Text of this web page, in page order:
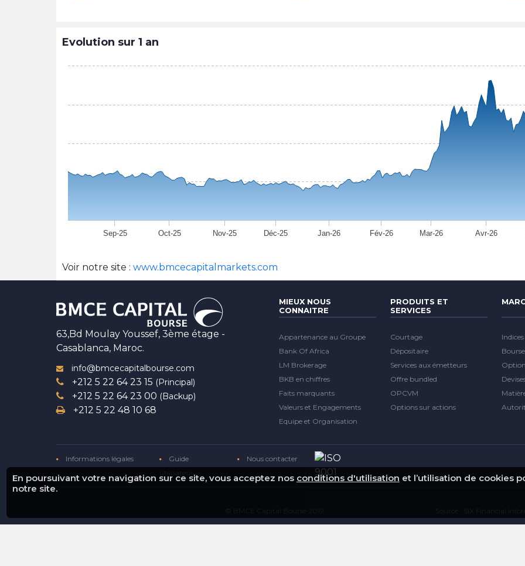
Evolution sur 1 an
Sep-25 Oct-25 Nov-25 Déc-25 Jan-26 Fév-26 Mar-26 Avr-26
Voir notre site : www.bmcecapitalmarkets.com
En poursuivant votre navigation sur ce site, vous acceptez nos conditions d'utilisation et l’utilisation de cookies
notre site.
63,Bd Moulay Youssef, 3ème étage -
Casablanca, Maroc.
info@bmcecapitalbourse.com
+212 5 22 64 23 15 (Principal)
+212 5 22 64 23 00 (Backup)
+212 5 22 48 10 68
MIEUX NOUS
CONNAITRE
Appartenance au Groupe
Bank Of Africa
LM Brokerage
BKB en chiffres
Faits marquants
Valeurs et Engagements
Equipe et Organisation
PRODUITS ET
SERVICES
Courtage
Dépositaire
Services aux émetteurs
Offre bundled
OPCVM
Options sur actions
Indices
Informations légales
Guide
Nous contacter